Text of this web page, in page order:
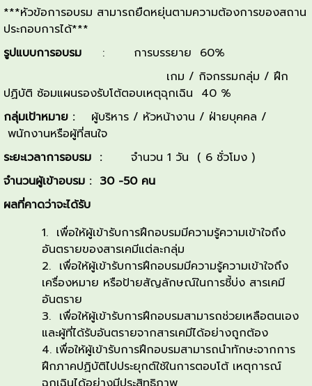
***หัวข้อการอบรม สามารถยืดหยุ่นตามความต้องการของสถาน
ประกอบการได้***
รูปแบบการอบรม: การบรรยาย 60%
เกม / กิจกรรมกลุ่ม / ฝึก
ปฏิบัติ ซ้อมแผนรองรับโต้ตอบเหตุฉุกเฉิน 40 %
กลุ่มเป้าหมาย:ผู้บริหาร / หัวหน้างาน / ฝ่ายบุคคล /
พนักงานหรือผู้ที่สนใจ
ระยะเวลาการอบรม:จำนวน 1 วัน ( 6 ชั่วโมง )
จำนวนผู้เข้าอบรม: 30 -50 คน
ผลที่คาดว่าจะได้รับ
เพื่อให้ผู้เข้ารับการฝึกอบรมมีความรู้ความเข้าใจถึง
อันตรายของสารเคมีแต่ละกลุ่ม
เพื่อให้ผู้เข้ารับการฝึกอบรมมีความรู้ความเข้าใจถึง
เครื่องหมาย หรือป้ายสัญลักษณ์ในการชี้บ่ง สารเคมี
อันตราย
เพื่อให้ผู้เข้ารับการฝึกอบรมสามารถช่วยเหลือตนเอง
และผู้ที่ได้รับอันตรายจากสารเคมีได้อย่างถูกต้อง
เพื่อให้ผู้เข้ารับการฝึกอบรมสามารถนําทักษะจากการ
ฝึกภาคปฏิบัติไปประยุกต์ใช้ในการตอบโต้ เหตุการณ์